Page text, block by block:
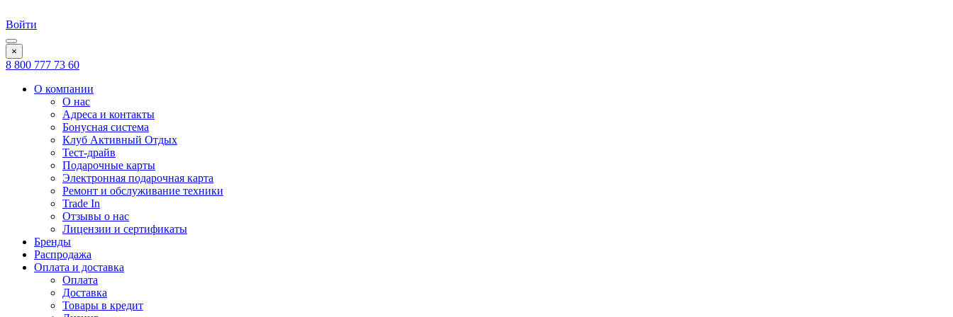
Войти
×
8 800 777 73 60
О компании
О нас
Адреса и контакты
Бонусная система
Клуб Активный Отдых
Тест-драйв
Подарочные карты
Электронная подарочная карта
Ремонт и обслуживание техники
Trade In
Отзывы о нас
Лицензии и сертификаты
Бренды
Распродажа
Оплата и доставка
Оплата
Доставка
Товары в кредит